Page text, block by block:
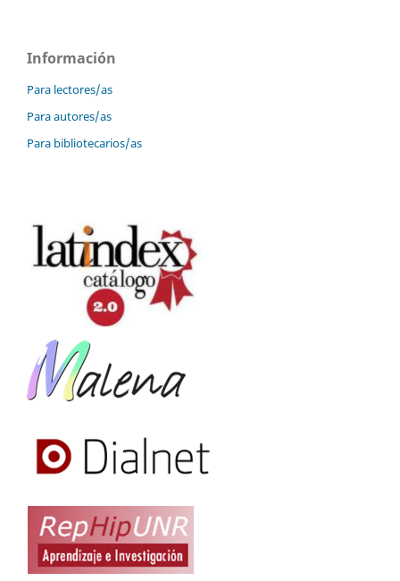
Información
Para lectores/as
Para autores/as
Para bibliotecarios/as